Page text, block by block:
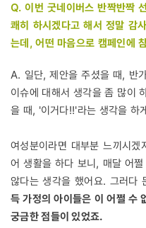
Q. 이번 굿네이버스 반짝반짝
쾌히 하시겠다고 해서 정말 감
는데, 어떤 마음으로 캠페인에
A. 일단, 제안을 주셨을 때, 반
이슈에 대해서 생각을 좀 많이
을 때, '이거다!!'라는 생각을 하
여성분이라면 대부분 느끼시
어 생활을 하다 보니, 매달 어
않다는 생각을 했어요. 그러다
득 가정의 아이들은 이 어쩔 수
궁금한 점들이 있었죠.